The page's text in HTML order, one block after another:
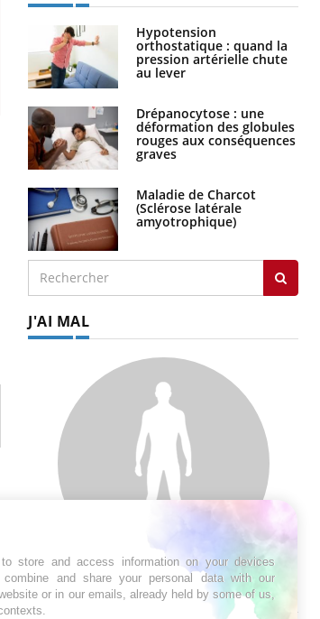
Hypotension
orthostatique : quand la
pression artérielle chute
au lever
Drépanocytose : une
déformation des globules
rouges aux conséquences
graves
Maladie de Charcot
(Sclérose latérale
amyotrophique)
J'AI MAL
SYMPTÔMES
store and access information on your devices
and share your personal data with our
or in our emails, already held by some of us,